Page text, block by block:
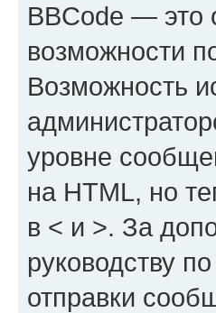
BBCode — это
возможности
Возможность
уровне
на HTML, но
в < и >. За
руководству
отправки